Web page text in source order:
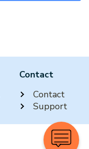
Contact
Contact
Support